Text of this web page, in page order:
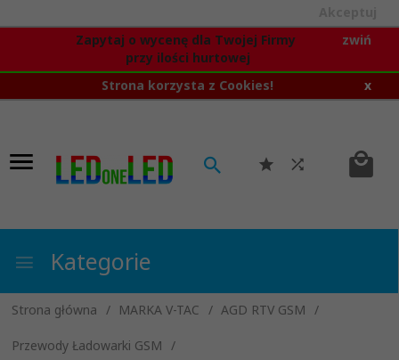
Zapytaj o wycenę dla Twojej Firmy
przy ilości hurtowej
zwiń
Strona korzysta z Cookies! x
Kategorie
Strona główna MARKA V-TAC AGD RTV GSM
Przewody Ładowarki GSM